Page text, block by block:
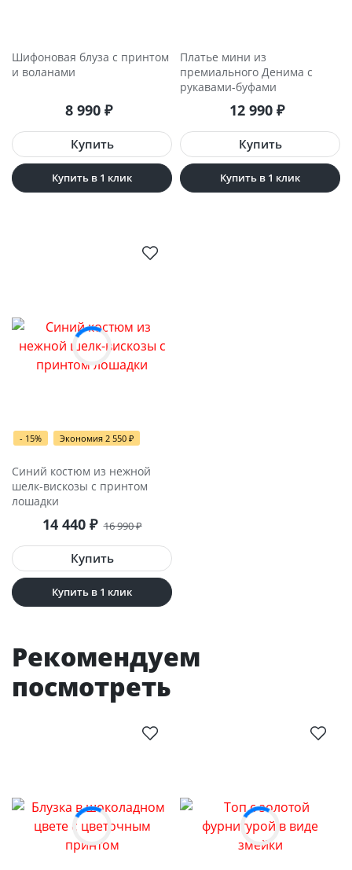
Шифоновая блуза с принтом
и воланами
8 990 ₽
Купить в 1 клик
Платье мини из
премиального Денима с
рукавами-буфами
12 990 ₽
Купить в 1 клик
- 15% Экономия 2 550 ₽
Синий костюм из нежной
шелк-вискозы с принтом
лошадки
14 440 ₽ 16 990₽
Купить в 1 клик
Рекомендуем
посмотреть